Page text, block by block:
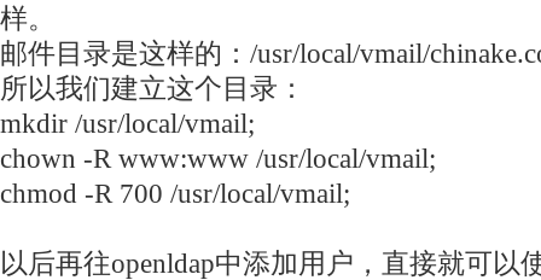
样。
邮件目录是这样的：/usr/local/vmail/
所以我们建立这个目录：
mkdir /usr/local/vmail;
chown -R www:www /usr/local/vmail;
chmod -R 700 /usr/local/vmail;
以后再往openldap中添加用户，直接就可以